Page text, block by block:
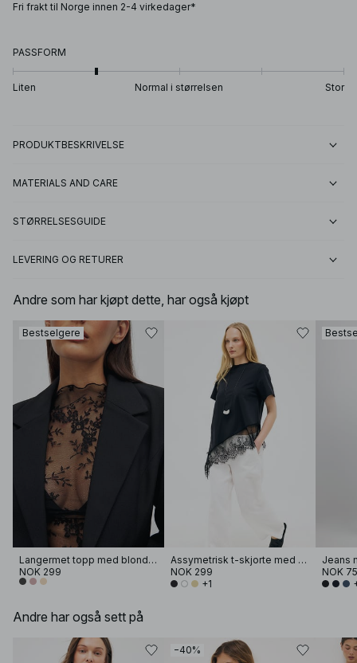
Fri frakt til Norge innen 2-4 virkedager*
PASSFORM
Liten Normal i størrelsen Stor
PRODUKTBESKRIVELSE
MATERIALS AND CARE
STØRRELSESGUIDE
LEVERING OG RETURER
Andre som har kjøpt dette, har også kjøpt
Bestselgere
Langermet topp med blonder
NOK 299
Assymetrisk t-skjorte med blonder
NOK 299
+1
Jeans
NOK
Andre har også sett på
−40%